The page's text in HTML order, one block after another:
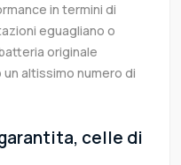
in termini di
eguagliano o
originale
altissimo numero di
celle di